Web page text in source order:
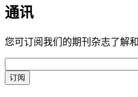
通讯
您可订阅我们的期刊杂志了解